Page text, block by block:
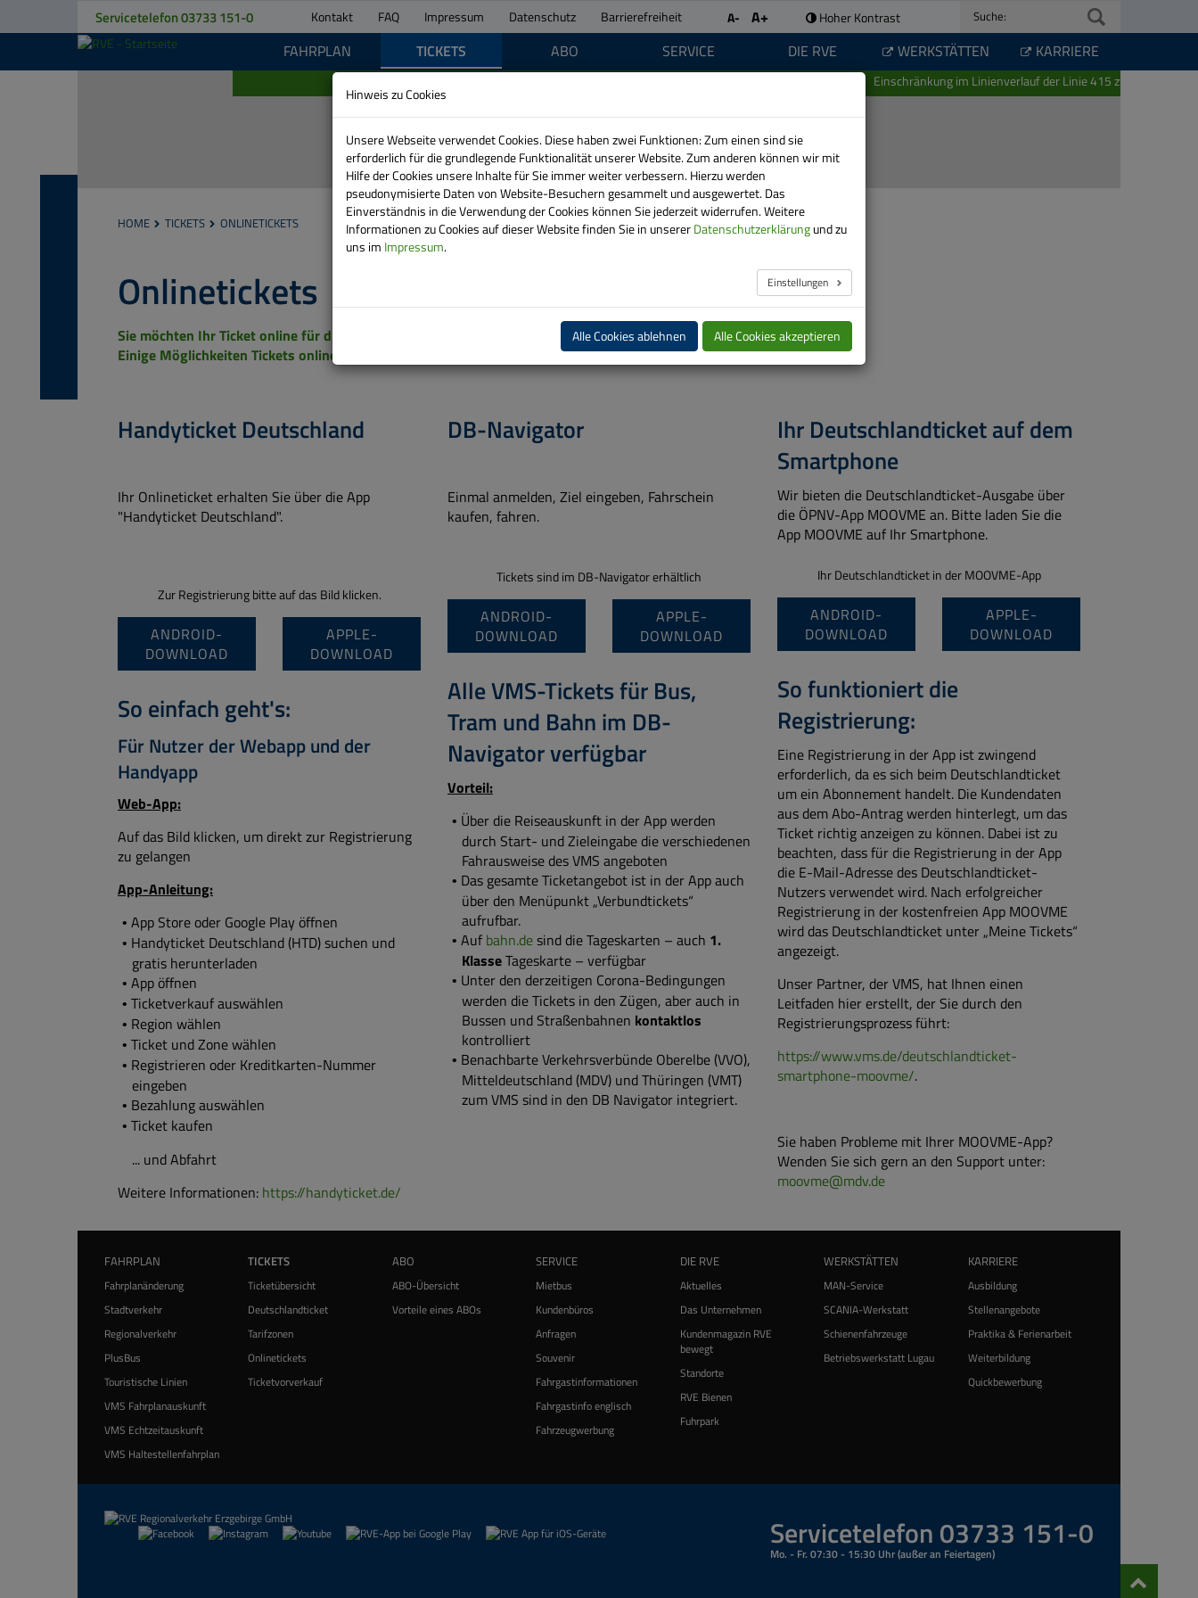
Servicetelefon03733 151-0 Kontakt FAQ Impressum Datenschutz Barrierefreiheit A- A+ Hoher Kontrast Suche:
FAHRPLAN TICKETS ABO SERVICE DIE RVE WERKSTÄTTEN KARRIERE
Einschränkung im Linienverlauf der Linie 415 zwischen
Automatische
TELEFON
ANSPRECHPARTNER
HOME TICKETS ONLINETICKETS
Onlinetickets
Sie möchten Ihr Ticket online für die Darstellung auf Ihrem Smartphone erwerben?
Einige Möglichkeiten Tickets online zu erwerben finden Sie hier im Überblick:
Handyticket Deutschland
Ihr Onlineticket erhalten Sie über die App
"Handyticket Deutschland".
Zur Registrierung bitte auf das Bild klicken.
ANDROID-
DOWNLOAD
APPLE-
DOWNLOAD
So einfach geht's:
Für Nutzer der Webapp und der
Handyapp
Web-App:
Auf das Bild klicken, um direkt zur Registrierung
zu gelangen
App-Anleitung:
App Store oder Google Play öffnen
Handyticket Deutschland (HTD) suchen und
gratis herunterladen
App öffnen
Ticketverkauf auswählen
Region wählen
Ticket und Zone wählen
Registrieren oder Kreditkarten-Nummer
eingeben
Bezahlung auswählen
Ticket kaufen
... und Abfahrt
Weitere Informationen: https://handyticket.de/
DB-Navigator
Einmal anmelden, Ziel eingeben, Fahrschein
kaufen, fahren.
Tickets sind im DB-Navigator erhältlich
ANDROID-
DOWNLOAD
APPLE-
DOWNLOAD
Alle VMS-Tickets für Bus,
Tram und Bahn im DB-
Navigator verfügbar
Vorteil:
Über die Reiseauskunft in der App werden
durch Start- und Zieleingabe die verschiedenen
Fahrausweise des VMS angeboten
Das gesamte Ticketangebot ist in der App auch
über den Menüpunkt „Verbundtickets“
aufrufbar.
Auf bahn.desind die Tageskarten – auch 1.
KlasseTageskarte – verfügbar
Unter den derzeitigen Corona-Bedingungen
werden die Tickets in den Zügen, aber auch in
Bussen und Straßenbahnen kontaktlos
kontrolliert
Benachbarte Verkehrsverbünde Oberelbe (VVO),
Mitteldeutschland (MDV) und Thüringen (VMT)
zum VMS sind in den DB Navigator integriert.
Ihr Deutschlandticket auf dem
Smartphone
Wir bieten die Deutschlandticket-Ausgabe über
die ÖPNV-App MOOVME an. Bitte laden Sie die
App MOOVME auf Ihr Smartphone.
Ihr Deutschlandticket in der MOOVME-App
ANDROID-
DOWNLOAD
APPLE-
DOWNLOAD
So funktioniert die
Registrierung:
Eine Registrierung in der App ist zwingend
erforderlich, da es sich beim Deutschlandticket
um ein Abonnement handelt. Die Kundendaten
aus dem Abo-Antrag werden hinterlegt, um das
Ticket richtig anzeigen zu können. Dabei ist zu
beachten, dass für die Registrierung in der App
die E-Mail-Adresse des Deutschlandticket-
Nutzers verwendet wird. Nach erfolgreicher
Registrierung in der kostenfreien App MOOVME
wird das Deutschlandticket unter „Meine Tickets“
angezeigt.
Unser Partner, der VMS, hat Ihnen einen
Leitfaden hier erstellt, der Sie durch den
Registrierungsprozess führt:
https://www.vms.de/deutschlandticket-
smartphone-moovme/.
Sie haben Probleme mit Ihrer MOOVME-App?
Wenden Sie sich gern an den Support unter:
moovme@mdv.de
FAHRPLAN
Fahrplanänderung
Stadtverkehr
Regionalverkehr
PlusBus
Touristische Linien
VMS Fahrplanauskunft
VMS Echtzeitauskunft
VMS Haltestellenfahrplan
TICKETS
Ticketübersicht
Deutschlandticket
Tarifzonen
Onlinetickets
Ticketvorverkauf
ABO
ABO-Übersicht
Vorteile eines ABOs
SERVICE
Mietbus
Kundenbüros
Anfragen
Souvenir
Fahrgastinformationen
Fahrgastinfo englisch
Fahrzeugwerbung
DIE RVE
Aktuelles
Das Unternehmen
Kundenmagazin RVE
bewegt
Standorte
RVE Bienen
Fuhrpark
WERKSTÄTTEN
MAN-Service
SCANIA-Werkstatt
Schienenfahrzeuge
Betriebswerkstatt Lugau
KARRIERE
Ausbildung
Stellenangebote
Praktika & Ferienarbeit
Weiterbildung
Quickbewerbung
Servicetelefon 03733 151-0
Mo. - Fr. 07:30 - 15:30 Uhr (außer an Feiertagen)
oben
Hinweis zu Cookies
Unsere Webseite verwendet Cookies. Diese haben zwei Funktionen: Zum einen sind sie
erforderlich für die grundlegende Funktionalität unserer Website. Zum anderen können wir mit
Hilfe der Cookies unsere Inhalte für Sie immer weiter verbessern. Hierzu werden
pseudonymisierte Daten von Website-Besuchern gesammelt und ausgewertet. Das
Einverständnis in die Verwendung der Cookies können Sie jederzeit widerrufen. Weitere
Informationen zu Cookies auf dieser Website finden Sie in unsererDatenschutzerklärungund zu
uns im Impressum.
Einstellungen
Alle Cookies ablehnen Alle Cookies akzeptieren